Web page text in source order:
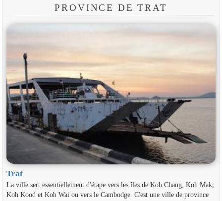
PROVINCE DE TRAT
Trat
La ville sert essentiellement d'étape vers les îles de Koh Chang, Koh Mak,
Koh Kood et Koh Wai ou vers le Cambodge. C'est une ville de province